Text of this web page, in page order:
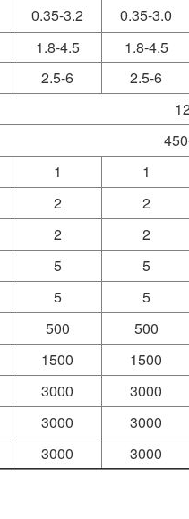
0.35-3.2
0.35-3.0
1.8-4.5
1.8-4.5
2.5-6
2.5-6
1
1
2
2
2
2
5
5
5 5
500
500
1500
1500
3000
3000
3000
3000
3000 3000